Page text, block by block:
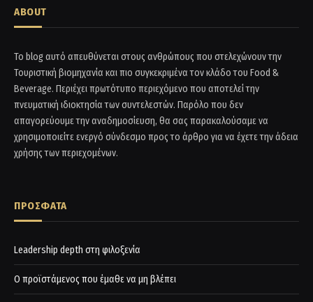
ABOUT
Το blog αυτό απευθύνεται στους ανθρώπους που στελεχώνουν την
Τουριστική βιομηχανία και πιο συγκεκριμένα τον κλάδο του Food &
Beverage. Περιέχει πρωτότυπο περιεχόμενο που αποτελεί την
πνευματική ιδιοκτησία των συντελεστών. Παρόλο που δεν
απαγορεύουμε την αναδημοσίευση, θα σας παρακαλούσαμε να
χρησιμοποιείτε ενεργό σύνδεσμο προς το άρθρο για να έχετε την άδεια
χρήσης των περιεχομένων.
ΠΡΟΣΦΑΤΑ
Leadership depth στη φιλοξενία
Ο προϊστάμενος που έμαθε να μη βλέπει